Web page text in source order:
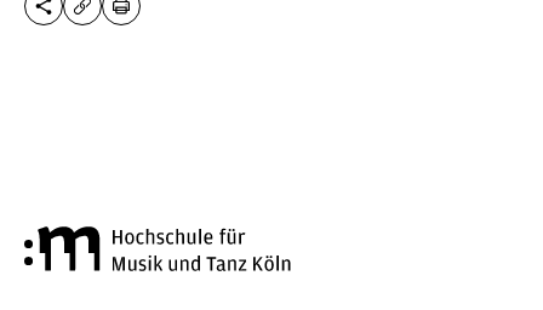
DIESE SEITE TEILEN
URL KOPIEREN
DRUCKEN